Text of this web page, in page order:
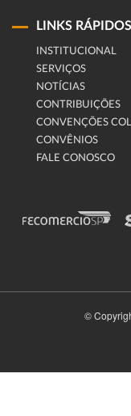
LINKS RÁPIDOS
INSTITUCIONAL
SERVIÇOS
NOTÍCIAS
CONTRIBUIÇÕES
CONVENÇÕES
CONVÊNIOS
FALE CONOSCO
©